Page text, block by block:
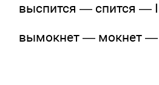
выспится — спится —
вымокнет — мокнет —